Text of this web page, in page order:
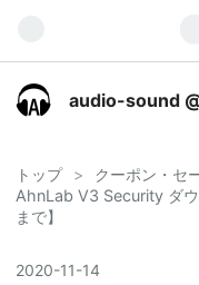
audio-sound
トップ > クーポン・セ
AhnLab V3 Security ダ
まで】
2020-11-14